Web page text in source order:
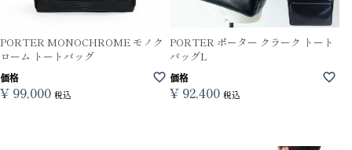
PORTER MONOCHROME モノク
ローム トートバッグ
価格
¥ 99,000 税込
PORTER ポーター クラーク トート
バッグL
価格
¥ 92,400 税込